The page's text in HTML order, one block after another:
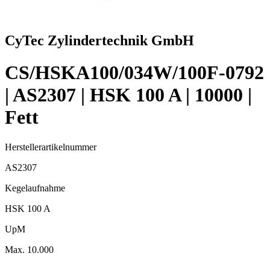
CyTec Zylindertechnik GmbH
CS/HSKA100/034W/100F-0792
| AS2307 | HSK 100 A | 10000 |
Fett
Herstellerartikelnummer
AS2307
Kegelaufnahme
HSK 100 A
UpM
Max. 10.000